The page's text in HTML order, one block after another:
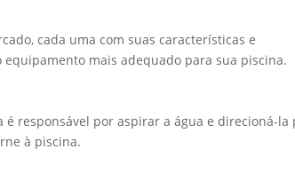
cada uma com suas características e
mais adequado para sua piscina.
responsável por aspirar a água e direcioná-la
à piscina.